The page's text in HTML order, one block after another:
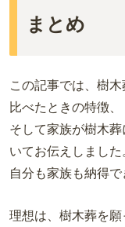
まとめ
この記事では、樹
比べたときの特徴、
そして家族が樹木
いてお伝えしました
自分も家族も納得
理想は、樹木葬を